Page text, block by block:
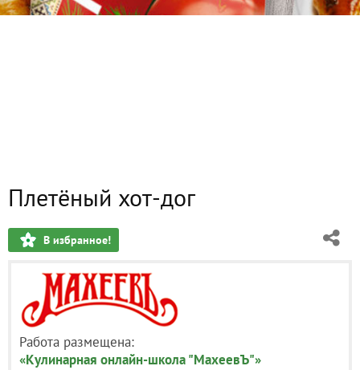
Плетёный хот-дог
В избранное!
Работа размещена:
«Кулинарная онлайн-школа "МахеевЪ"»